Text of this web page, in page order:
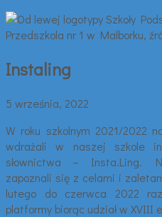
Instaling
5 września, 2022
W roku szkolnym 2021/2022
wdrażali w naszej szkole
słownictwa – Insta.Ling.
zapoznali się z celami i
lutego do czerwca 2022
platformy biorąc udział w XVIII